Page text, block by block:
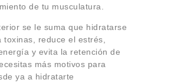
de tu musculatura.
se le suma que hidratarse
toxinas, reduce el estrés,
y evita la retención de
más motivos para
ya a hidratarte